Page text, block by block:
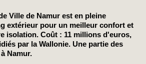
Ville de Namur est en pleine
extérieur pour un meilleur confort et
isolation. Coût : 11 millions d'euros,
par la Wallonie. Une partie des
Namur.